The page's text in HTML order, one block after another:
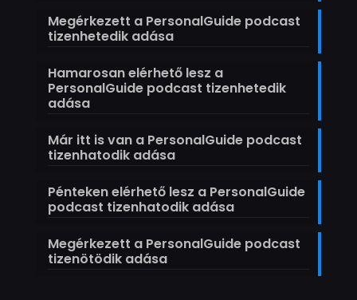
Megérkezett a PersonalGuide podcast
tizenhetedik adása
Hamarosan elérhető lesz a
PersonalGuide podcast tizenhetedik
adása
Már itt is van a PersonalGuide podcast
tizenhatodik adása
Pénteken elérhető lesz a PersonalGuide
podcast tizenhatodik adása
Megérkezett a PersonalGuide podcast
tizenötödik adása